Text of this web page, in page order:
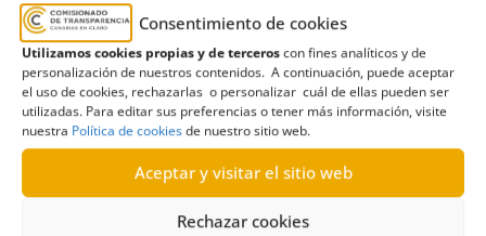
Consentimiento de cookies
Utilizamos cookies propias y de terceroscon fines analíticos y de
personalización de nuestros contenidos. A continuación, puede aceptar
el uso de cookies, rechazarlas o personalizar cuál de ellas pueden ser
utilizadas. Para editar sus preferencias o tener más información, visite
nuestra Política de cookiesde nuestro sitio web.
Aceptar y visitar el sitio web
Rechazar cookies